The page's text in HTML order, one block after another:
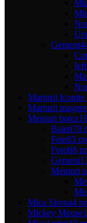
Urs
Gemeni
Marturii Iconite
Marturii
Meniuri botez
Baieti78
Fete83
Foto68
Gemeni
Meniuri
Mica Sirena4
Mickey Mouse